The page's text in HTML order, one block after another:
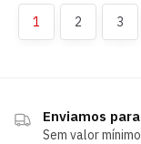
1 2 3
Enviamos
Sem valor mínimo